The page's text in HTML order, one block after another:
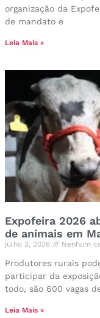
organização da
de mandato e
Leia Mais »
Expofeira 2026
de animais em
julho 3, 2026 Nenhum
Produtores rurais
participar da
todo, são 600 vagas
Leia Mais »